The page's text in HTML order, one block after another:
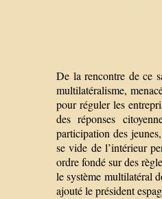
De la rencontre de ce
multilatéralisme,
pour réguler les
des réponses
participation des
se vide de l’intérieur
ordre fondé sur des
le système multilatéral
ajouté le président